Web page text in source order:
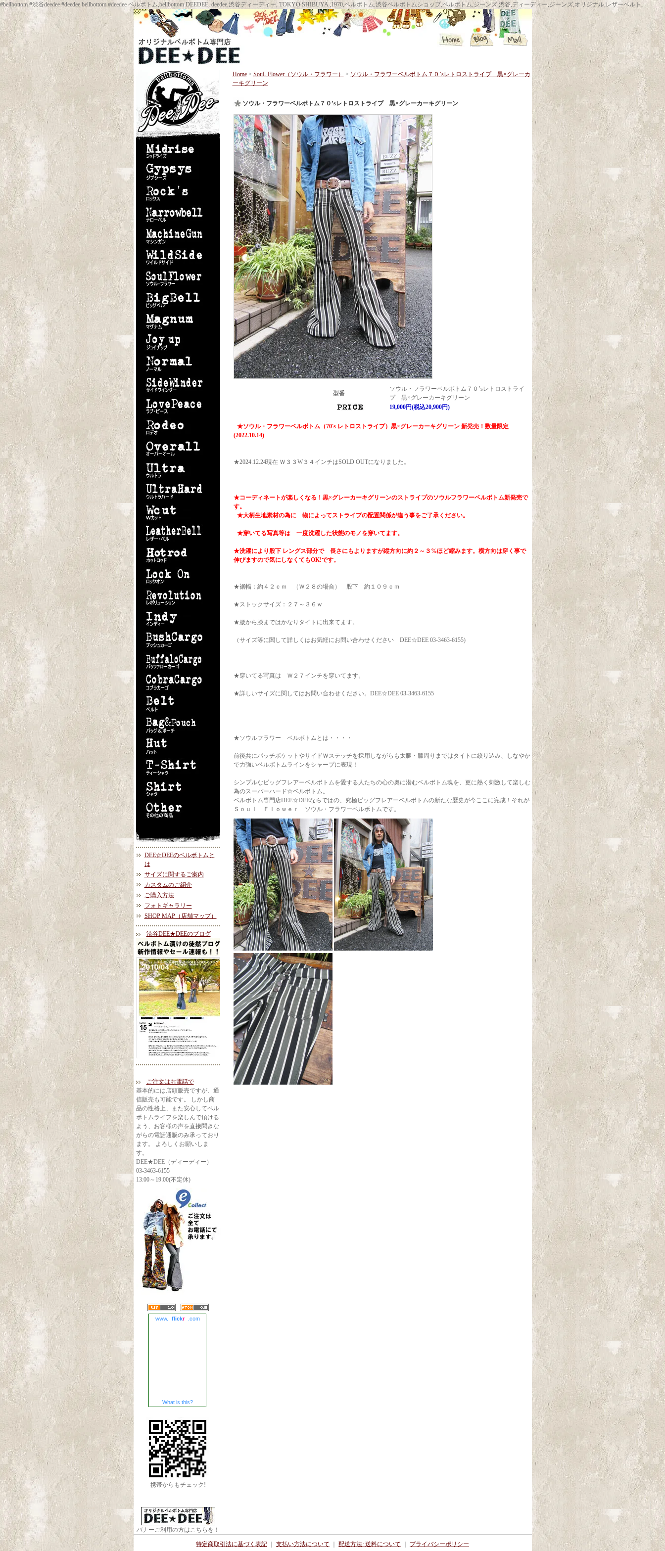
#bellbottom #渋谷deedee #deedee bellbottom #deedee ベルボトム,bellbottom DEEDEE, deedee,渋谷ディーディー, TOKYO SHIBUYA ,1970,ベルボトム,渋谷ベルボトムショップ,ベルボトム,ジーンズ,渋谷,ディーディー,ジーンズ,オリジナル,レザーベルト,
DEE☆DEEのベルボトムと
は
サイズに関するご案内
カスタムのご紹介
ご購入方法
フォトギャラリー
SHOP MAP（店舗マップ）
渋谷DEE★DEEのブログ
ご注文はお電話で
基本的には店頭販売ですが、通
信販売も可能です。 しかし商
品の性格上、また安心してベル
ボトムライフを楽しんで頂ける
よう、お客様の声を直接聞きな
がらの電話通販のみ承っており
ます。 よろしくお願いしま
す。
DEE★DEE（ディーディー）
03-3463-6155
13:00～19:00(不定休)
www. flickr .com
What is this?
携帯からもチェック!
バナーご利用の方はこちらを！
Home> SouL Flower（ソウル・フラワー） > ソウル・フラワーベルボトム７０’sレトロストライプ 黒×グレーカ
ーキグリーン
ソウル・フラワーベルボトム７０’sレトロストライプ 黒×グレーカーキグリーン
型番
ソウル・フラワーベルボトム７０’sレトロストライ
プ 黒×グレーカーキグリーン
19,000円(税込20,900円)
★ソウル・フラワーベルボトム（70's レトロストライプ）黒×グレーカーキグリーン 新発売！数量限定
(2022.10.14)
★2024.12.24現在 Ｗ３３W３４インチはSOLD OUTになりました。
★コーディネートが楽しくなる！黒×グレーカーキグリーンのストライプのソウルフラワーベルボトム新発売で
す。
★大柄生地素材の為に 物によってストライプの配置関係が違う事をご了承ください。
★穿いてる写真等は 一度洗濯した状態のモノを穿いてます。
★洗濯により股下 レングス部分で 長さにもよりますが縦方向に約２～３%ほど縮みます。横方向は穿く事で
伸びますので気にしなくてもOK!です。
★裾幅：約４２ｃｍ （Ｗ２８の場合） 股下 約１０９ｃｍ
★ストックサイズ：２７～３６ｗ
★腰から膝まではかなりタイトに出来てます。
（サイズ等に関して詳しくはお気軽にお問い合わせください DEE☆DEE 03-3463-6155)
★穿いてる写真は Ｗ２７インチを穿いてます。
★詳しいサイズに関してはお問い合わせください。DEE☆DEE 03-3463-6155
★ソウルフラワー ベルボトムとは・・・・
前後共にパッチポケットやサイドＷステッチを採用しながらも太腿・膝周りまではタイトに絞り込み、しなやか
で力強いベルボトムラインをシャープに表現！
シンプルなビッグフレアーベルボトムを愛する人たちの心の奥に潜むベルボトム魂を、更に熱く刺激して楽しむ
為のスーパーハード☆ベルボトム。
ベルボトム専門店DEE☆DEEならではの、究極ビッグフレアーベルボトムの新たな歴史が今ここに完成！それが
Ｓｏｕｌ Ｆｌｏｗｅｒ ソウル・フラワーベルボトムです。
特定商取引法に基づく表記 支払い方法について 配送方法･送料について プライバシーポリシー